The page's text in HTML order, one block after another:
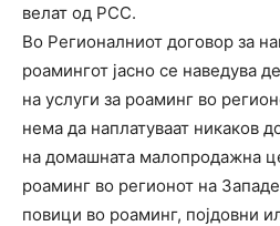
велат од РСС.
Во Регионалниот договор за
роамингот јасно се наведува
на услуги за роаминг во
нема да наплатуваат никаков
на домашната малопродажна
роаминг во регионот на
повици во роаминг, појдовни